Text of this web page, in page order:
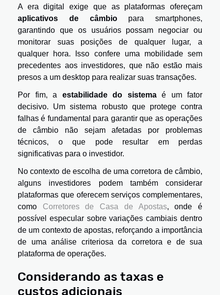
A era digital exige que as plataformas ofereçam
aplicativos de câmbiopara smartphones,
garantindo que os usuários possam negociar ou
monitorar suas posições de qualquer lugar, a
qualquer hora. Isso confere uma mobilidade sem
precedentes aos investidores, que não estão mais
presos a um desktop para realizar suas transações.
Por fim, a estabilidade do sistemaé um fator
decisivo. Um sistema robusto que protege contra
falhas é fundamental para garantir que as operações
de câmbio não sejam afetadas por problemas
técnicos, o que pode resultar em perdas
significativas para o investidor.
No contexto de escolha de uma corretora de câmbio,
alguns investidores podem também considerar
plataformas que oferecem serviços complementares,
como Corretores de Casa de Apostas, onde é
possível especular sobre variações cambiais dentro
de um contexto de apostas, reforçando a importância
de uma análise criteriosa da corretora e de sua
plataforma de operações.
Considerando as taxas e
custos adicionais